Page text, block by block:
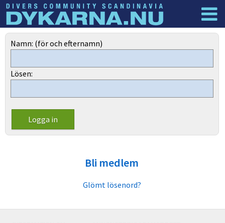
Dyknyheter
Namn: (för och efternamn)
Lösen:
Bli medlem
Glömt lösenord?